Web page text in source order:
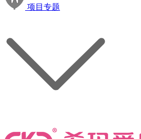
项目专题